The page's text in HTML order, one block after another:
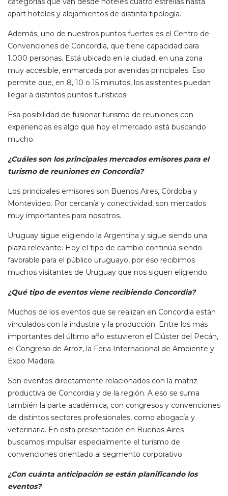
apart hoteles y alojamientos de distinta tipología.
Además, uno de nuestros puntos fuertes es el Centro de
Convenciones de Concordia, que tiene capacidad para
1.000 personas. Está ubicado en la ciudad, en una zona
muy accesible, enmarcada por avenidas principales. Eso
permite que, en 8, 10 o 15 minutos, los asistentes puedan
llegar a distintos puntos turísticos.
Esa posibilidad de fusionar turismo de reuniones con
experiencias es algo que hoy el mercado está buscando
mucho.
¿Cuáles son los principales mercados emisores para el
turismo de reuniones en Concordia?
Los principales emisores son Buenos Aires, Córdoba y
Montevideo. Por cercanía y conectividad, son mercados
muy importantes para nosotros.
Uruguay sigue eligiendo la Argentina y sigue siendo una
plaza relevante. Hoy el tipo de cambio continúa siendo
favorable para el público uruguayo, por eso recibimos
muchos visitantes de Uruguay que nos siguen eligiendo.
¿Qué tipo de eventos viene recibiendo Concordia?
Muchos de los eventos que se realizan en Concordia están
vinculados con la industria y la producción. Entre los más
importantes del último año estuvieron el Clúster del Pecán,
el Congreso de Arroz, la Feria Internacional de Ambiente y
Expo Madera.
Son eventos directamente relacionados con la matriz
productiva de Concordia y de la región. A eso se suma
también la parte académica, con congresos y convenciones
de distintos sectores profesionales, como abogacía y
veterinaria. En esta presentación en Buenos Aires
buscamos impulsar especialmente el turismo de
convenciones orientado al segmento corporativo.
¿Con cuánta anticipación se están planificando los
eventos?